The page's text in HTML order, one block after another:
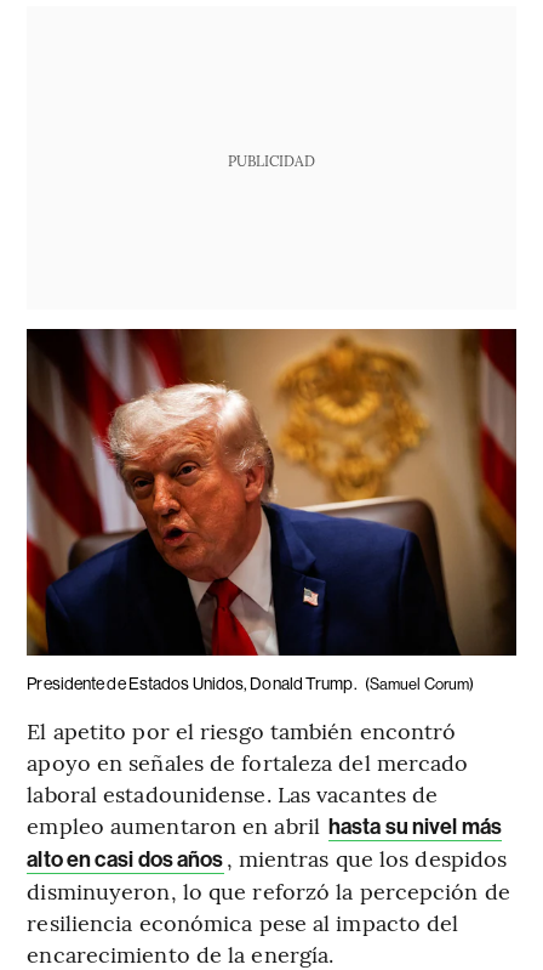
PUBLICIDAD
Presidente de Estados Unidos, Donald Trump. (Samuel Corum)
El apetito por el riesgo también encontró
apoyo en señales de fortaleza del mercado
laboral estadounidense. Las vacantes de
empleo aumentaron en abril hasta su nivel más
alto en casi dos años, mientras que los despidos
disminuyeron, lo que reforzó la percepción de
resiliencia económica pese al impacto del
encarecimiento de la energía.